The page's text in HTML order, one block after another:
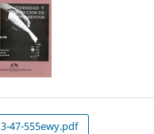
3-47-555ewy.pdf